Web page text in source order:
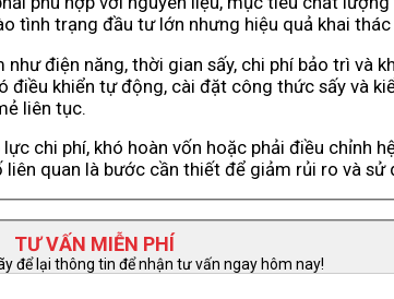
tình trạng đầu tư lớn nhưng hiệu quả khai
điện năng, thời gian sấy, chi phí bảo trì và
khiển tự động, cài đặt công thức sấy và
liên tục.
chi phí, khó hoàn vốn hoặc phải điều chỉnh
quan là bước cần thiết để giảm rủi ro và sử
TƯ VẤN MIỄN PHÍ
để lại thông tin để nhận tư vấn ngay hôm nay!